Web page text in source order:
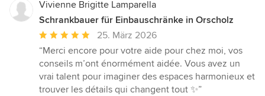
Vivienne Brigitte Lamparella
Schrankbauer für Einbauschränke in Orscholz
Durchschnittliche
Bewertung:
5
von
5
25. März 2026
“Merci encore pour votre aide pour chez moi, vos
conseils m’ont énormément aidée. Vous avez un
vrai talent pour imaginer des espaces harmonieux et
trouver les détails qui changent tout ✨”